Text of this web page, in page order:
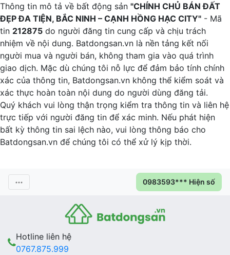
Thông tin mô tả về bất động sản "CHÍNH CHỦ BÁN ĐẤT
ĐẸP ĐA TIỆN, BẮC NINH – CẠNH HỒNG HẠC CITY" - Mã
tin 212875 do người đăng tin cung cấp và chịu trách
nhiệm về nội dung. Batdongsan.vn là nền tảng kết nối
người mua và người bán, không tham gia vào quá trình
giao dịch. Mặc dù chúng tôi nỗ lực để đảm bảo tính chính
xác của thông tin, Batdongsan.vn không thể kiểm soát và
xác thực hoàn toàn nội dung do người dùng đăng tải.
Quý khách vui lòng thận trọng kiểm tra thông tin và liên hệ
trực tiếp với người đăng tin để xác minh. Nếu phát hiện
bất kỳ thông tin sai lệch nào, vui lòng thông báo cho
Batdongsan.vn để chúng tôi có thể xử lý kịp thời.
0983593*** Hiện số
Hotline liên hệ
0767.875.999